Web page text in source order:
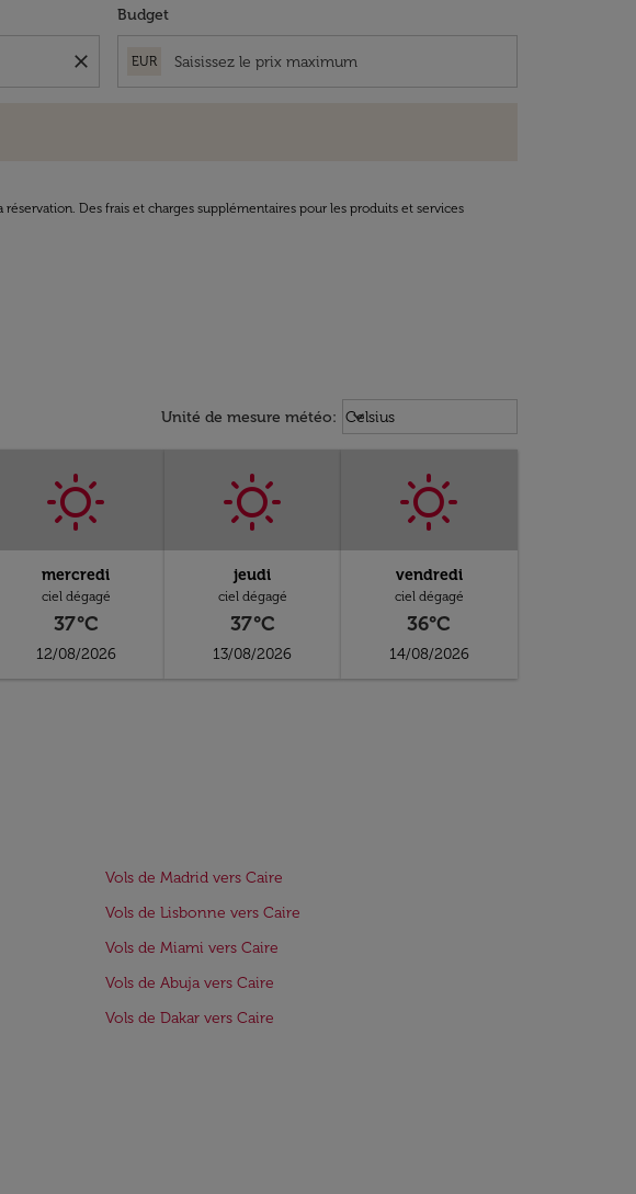
close
Budget
EUR
Des frais et charges supplémentaires pour les produits et services
Unité de mesure météo: Weather unit option Celsius
Celsius
keyboard_arrow_down
mercredi
ciel dégagé
37°C
12/08/2026
jeudi
ciel dégagé
37°C
13/08/2026
vendredi
ciel dégagé
36°C
14/08/2026
Vols de Madrid vers Caire
Vols de Lisbonne vers Caire
Vols de Miami vers Caire
Vols de Abuja vers Caire
Vols de Dakar vers Caire